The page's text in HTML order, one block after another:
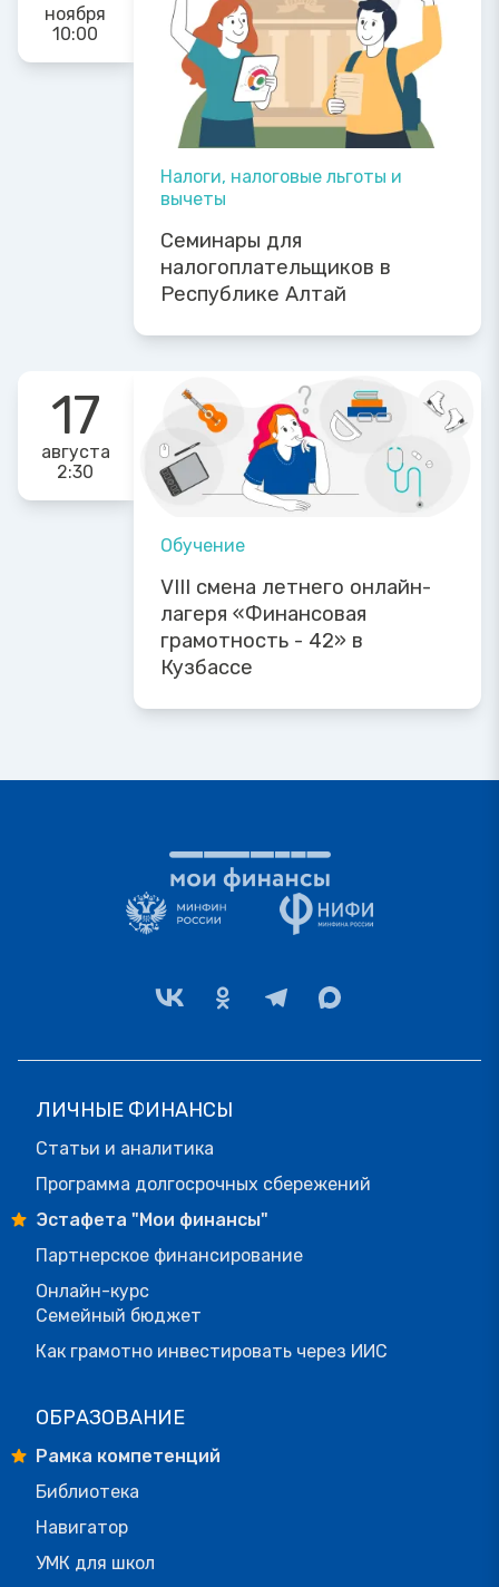
ноября
10:00
Налоги, налоговые льготы и
вычеты
Семинары для
налогоплательщиков в
Республике Алтай
17
августа
2:30
Обучение
VIII смена летнего онлайн-
лагеря «Финансовая
грамотность - 42» в
Кузбассе
ЛИЧНЫЕ ФИНАНСЫ
Статьи и аналитика
Программа долгосрочных сбережений
Эстафета "Мои финансы"
Партнерское финансирование
Онлайн-курс
Семейный бюджет
Как грамотно инвестировать через ИИС
ОБРАЗОВАНИЕ
Рамка компетенций
Библиотека
Навигатор
УМК для школ